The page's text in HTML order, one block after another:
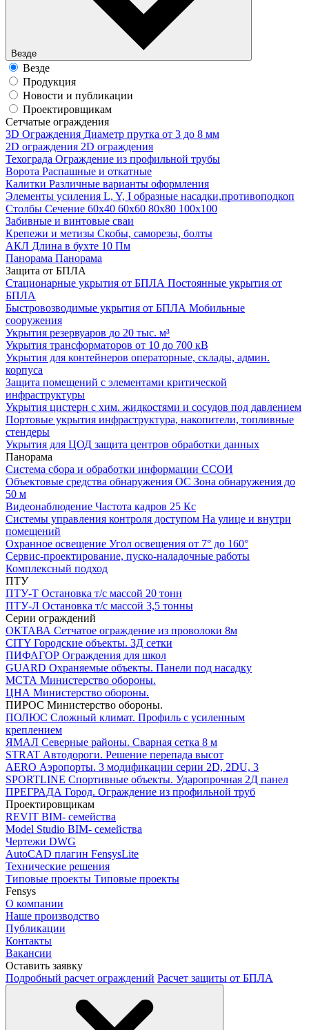
Везде
Везде
Продукция
Новости и публикации
Проектировщикам
Cетчатые ограждения
3D Ограждения Диаметр прутка от 3 до 8 мм
2D ограждения 2D ограждения
Техограда Ограждение из профильной трубы
Ворота Распашные и откатные
Калитки Различные варианты оформления
Элементы усиления L, Y, I образные насадки,противоподкоп
Столбы Сечение 60х40 60х60 80х80 100х100
Забивные и винтовые сваи
Крепежи и метизы Скобы, саморезы, болты
АКЛ Длина в бухте 10 Пм
Панорама Панорама
Защита от БПЛА
Стационарные укрытия от БПЛА Постоянные укрытия от
БПЛА
Быстровозводимые укрытия от БПЛА Мобильные
сооружения
Укрытия резервуаров до 20 тыс. м³
Укрытия трансформаторов от 10 до 700 кВ
Укрытия для контейнеров операторные, склады, админ.
корпуса
Защита помещений с элементами критической
инфраструктуры
Укрытия цистерн с хим. жидкостями и сосудов под давлением
Портовые укрытия инфраструктура, накопители, топливные
стендеры
Укрытия для ЦОД защита центров обработки данных
Панорама
Система сбора и обработки информации ССОИ
Объектовые средства обнаружения ОС Зона обнаружения до
50 м
Видеонаблюдение Частота кадров 25 Кс
Системы управления контроля доступом На улице и внутри
помещений
Охранное освещение Угол освещения от 7° до 160°
Сервис-проектирование, пуско-наладочные работы
Комплексный подход
ПТУ
ПТУ-Т Остановка т/c массой 20 тонн
ПТУ-Л Остановка т/c массой 3,5 тонны
Серии ограждений
ОКТАВА Сетчатое ограждение из проволоки 8м
CITY Городские объекты. 3Д сетки
ПИФАГОР Ограждения для школ
GUARD Охраняемые объекты. Панели под насадку
МСТА Министерство обороны.
ЦНА Министерство обороны.
ПИРОС Министерство обороны.
ПОЛЮС Сложный климат. Профиль с усиленным
креплением
ЯМАЛ Северные районы. Сварная сетка 8 м
STRAT Автодороги. Решение перепада высот
AERO Аэропорты. 3 модификации серии 2D, 2DU, 3
SPORTLINE Спортивные объекты. Ударопрочная 2Д панел
ПРЕГРАДА Город. Ограждение из профильной труб
Проектировщикам
REVIT BIM- семейства
Model Studio BIM- семейства
Чертежи DWG
AutoCAD плагин FensysLite
Технические решения
Типовые проекты Типовые проекты
Fensys
О компании
Наше производство
Публикации
Контакты
Вакансии
Оставить заявку
Подробный расчет ограждений Расчет защиты от БПЛА